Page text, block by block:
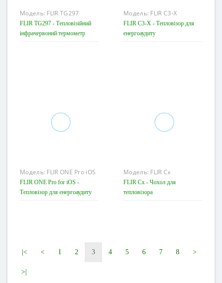
Модель: FLIR TG297
FLIR TG297 - Тепловізійний
інфрачервоний термометр
Модель: FLIR C3-X
FLIR C3-X - Тепловізор для
енергоаудиту
Модель: FLIR ONE Pro iOS
FLIR ONE Pro for iOS -
Тепловізор для енергоаудиту
160 × 120
Теплова чутливість
Модель: FLIR Cx
FLIR Cx - Чохол для
тепловізора
|< < 1 2 3 4 5 6 7 8 >
>|